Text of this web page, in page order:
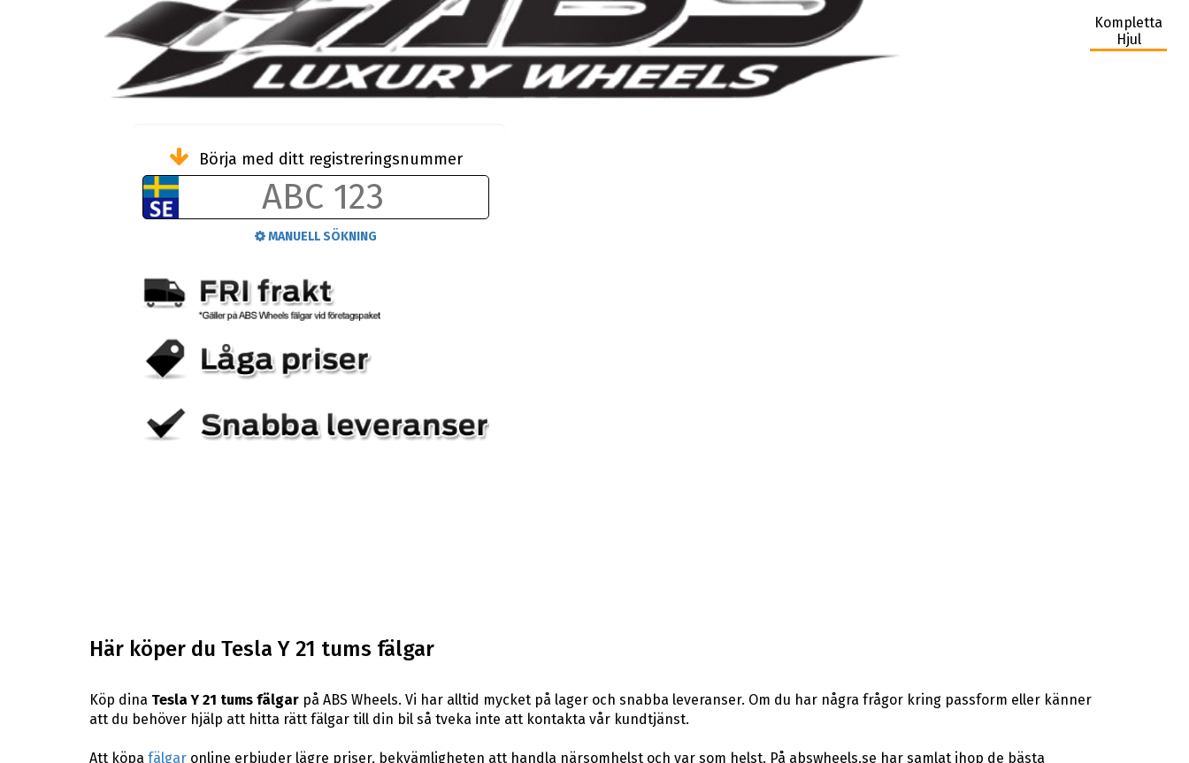
Kompletta
Hjul
Börja med ditt registreringsnummer
MANUELL SÖKNING
Här köper du Tesla Y 21 tums fälgar
Köp dina Tesla Y 21 tums fälgarpå ABS Wheels. Vi har alltid mycket på lager och snabba leveranser. Om du har några frågor kring passform eller känner
att du behöver hjälp att hitta rätt fälgar till din bil så tveka inte att kontakta vår kundtjänst.
Att köpa fälgaronline erbjuder lägre priser, bekvämligheten att handla närsomhelst och var som helst. På abswheels.se har samlat ihop de bästa